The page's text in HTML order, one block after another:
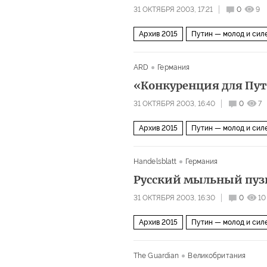
31 ОКТЯБРЯ 2003, 17:21 0 9
Архив 2015 Путин — молод и
ARD Германия
«Конкуренция для
31 ОКТЯБРЯ 2003, 16:40 0 7
Архив 2015 Путин — молод и
Handelsblatt Германия
Русский мыльный
31 ОКТЯБРЯ 2003, 16:30 0 10
Архив 2015 Путин — молод и
The Guardian Великобритания